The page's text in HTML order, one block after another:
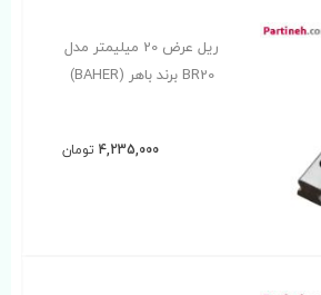
ریل عرض 20 میلیمتر مدل
BR20 برند باهر (BAHER)
4,235,000 تومان